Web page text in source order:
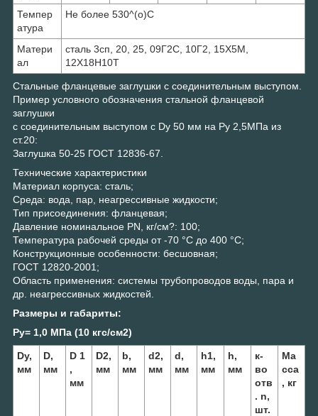
Темпер
атура
Не более 530^(o)С
Матери
ал
сталь 3сп, 20, 25, 09Г2С, 10Г2, 15Х5М,
12Х18Н10Т
Стальные фланцевые заглушки с соединительным выступом.
Пример условного обозначения стальной фланцевой
заглушки
с соединительным выступом с Dу 50 мм на Ру 2,5МПа из
ст.20:
Заглушка 50-25 ГОСТ 12836-67.
Технические характеристики
Материал корпуса: сталь;
Среда: вода, пар, неагрессивные жидкости;
Тип присоединения: фланцевая;
Давление номинальное PN, кг/см?: 100;
Температура рабочей среды от -70 °С до 400 °С;
Конструкционные особенности: бесшовная;
ГОСТ 12820-2001;
Область применения: системы трубопроводов воды, пара и
др. неагрессивных жидкостей.
Размеры и габариты:
Pу= 1,0 МПа (10 кгс/см2)
Dу,
мм
D,
мм
D 1
,
мм
D2,
мм
b,
мм
d2,
мм
d,
мм
h1,
мм
h,
мм
к-
во
отв
. n,
шт.
Ма
сса
, кг